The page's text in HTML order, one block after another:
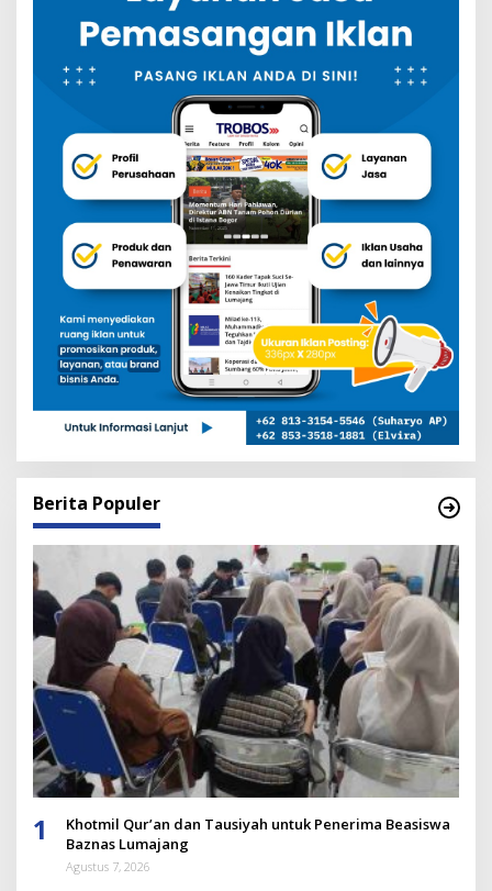
Berita Populer
1
Khotmil Qur’an dan Tausiyah untuk Penerima Beasiswa
Baznas Lumajang
Agustus 7, 2026